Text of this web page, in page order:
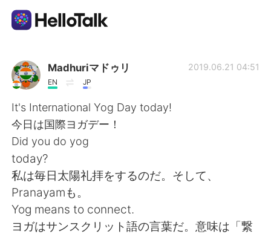
Appli d'échange linguistique
AI Grammar Checker
Français
English 简体中文
繁體中文 Español
Madhuriマドゥリ
EN JP
2019.06.21 04:51
It's International Yog Day today!
今日は国際ヨガデー！
Did you do yog
today?
私は毎日太陽礼拝をするのだ。そして、
Pranayamも。
Yog means to connect.
ヨガはサンスクリット語の言葉だ。意味は「繋